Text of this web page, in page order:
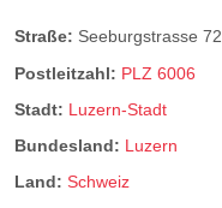
Straße: Seeburgstrasse 72
Postleitzahl: PLZ 6006
Stadt: Luzern-Stadt
Bundesland: Luzern
Land: Schweiz